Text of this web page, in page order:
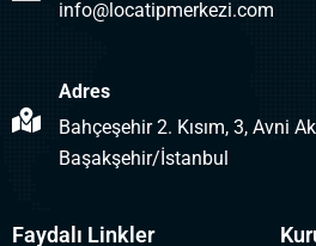
info@locatipmerkezi.com
Adres
Bahçeşehir 2. Kısım, 3, Avni
Başakşehir/İstanbul
Faydalı Linkler